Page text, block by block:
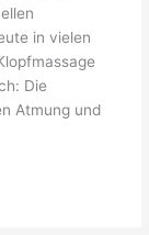
in vielen
Die
Atmung und